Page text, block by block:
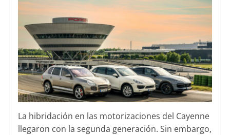
La hibridación en las motorizaciones del Cayenne
llegaron con la segunda generación. Sin embargo,